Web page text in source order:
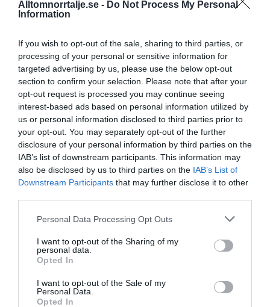
Alltomnorrtalje.se - Do Not Process My Personal
Information
If you wish to opt-out of the sale, sharing to third parties, or
processing of your personal or sensitive information for
targeted advertising by us, please use the below opt-out
section to confirm your selection. Please note that after your
opt-out request is processed you may continue seeing
interest-based ads based on personal information utilized by
us or personal information disclosed to third parties prior to
your opt-out. You may separately opt-out of the further
disclosure of your personal information by third parties on the
IAB’s list of downstream participants. This information may
also be disclosed by us to third parties on the IAB’s List of
Downstream Participants that may further disclose it to other
Personal Data Processing Opt Outs
I want to opt-out of the Sharing of my
personal data.
Opted In
I want to opt-out of the Sale of my
Personal Data.
Opted In
16/4 NYA BOLAG
NYA BOLAG
Nytt fastighetsförvaltningsbolag registerat i
Norrtälje
25/3 NYA BOLAG
Trålen 24 AB registrerat
18/3 NYA BOLAG
NordHem Måleri AB registrerat –
Lokalt väder
31°C
16:00 17:00 19:00 21:00